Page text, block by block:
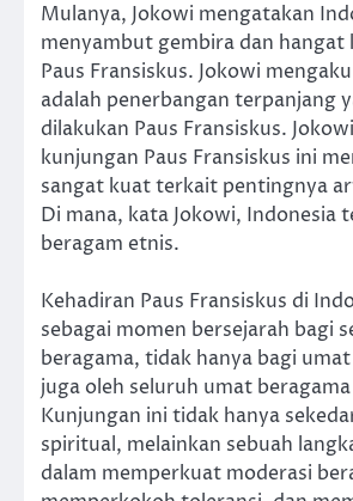
Mulanya, Jokowi mengatakan
menyambut gembira dan hangat
Paus Fransiskus. Jokowi
adalah penerbangan terpanjang
dilakukan Paus Fransiskus.
kunjungan Paus Fransiskus ini
sangat kuat terkait pentingnya
Di mana, kata Jokowi, Indonesia
beragam etnis.
Kehadiran Paus Fransiskus di
sebagai momen bersejarah bagi
beragama, tidak hanya bagi
juga oleh seluruh umat
Kunjungan ini tidak hanya
spiritual, melainkan sebuah
dalam memperkuat moderasi